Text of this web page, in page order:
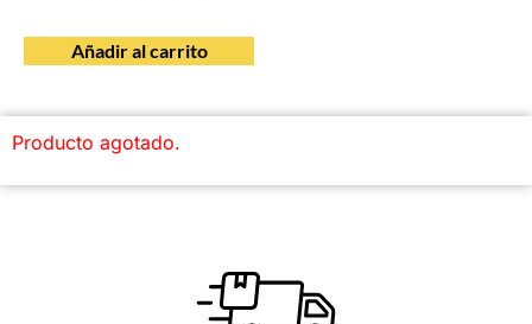
Añadir al carrito
Producto agotado.